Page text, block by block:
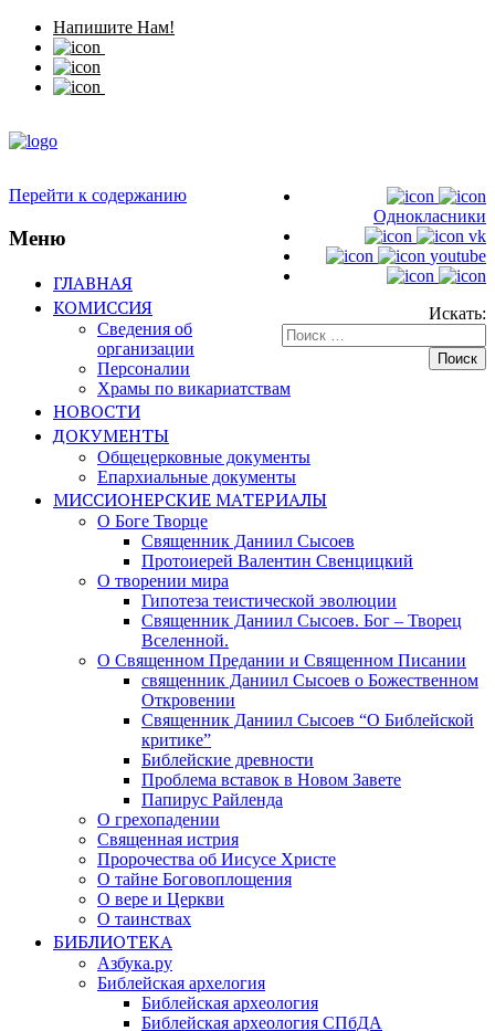
Напишите Нам!
Однокласники
vk
youtube
Искать:
Перейти к содержанию
Меню
ГЛАВНАЯ
КОМИССИЯ
Сведения об
организации
Персоналии
Храмы по викариатствам
НОВОСТИ
ДОКУМЕНТЫ
Общецерковные документы
Епархиальные документы
МИССИОНЕРСКИЕ МАТЕРИАЛЫ
О Боге Творце
Священник Даниил Сысоев
Протоиерей Валентин Свенцицкий
О творении мира
Гипотеза теистической эволюции
Священник Даниил Сысоев. Бог – Творец
Вселенной.
О Священном Предании и Священном Писании
священник Даниил Сысоев о Божественном
Откровении
Священник Даниил Сысоев “О Библейской
критике”
Библейские древности
Проблема вставок в Новом Завете
Папирус Райленда
О грехопадении
Священная истрия
Пророчества об Иисусе Христе
О тайне Боговоплощения
О вере и Церкви
О таинствах
БИБЛИОТЕКА
Азбука.ру
Библейская архелогия
Библейская археология
Библейская археология СПбДА